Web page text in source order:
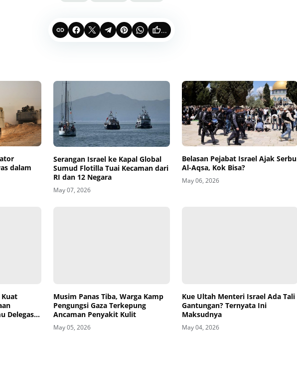
...
dalam
Serangan Israel ke Kapal Global
Sumud Flotilla Tuai Kecaman dari
RI dan 12 Negara
May 07, 2026
Belasan Pejabat Israel Ajak Serbu
Al-Aqsa, Kok Bisa?
May 06, 2026
Delegasi
Pengungsi Gaza Terkepung
Ancaman Penyakit Kulit
May 05, 2026
Gantungan? Ternyata Ini
Maksudnya
May 04, 2026